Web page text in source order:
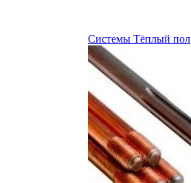
Системы Тёплый пол